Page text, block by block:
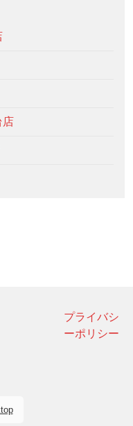
店
プライバシ
ーポリシー